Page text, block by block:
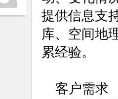
提供信息支
库、空间地
累经验。
客户需求